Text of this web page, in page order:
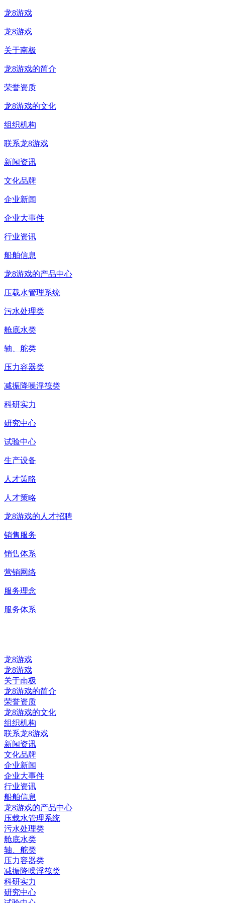
龙8游戏
龙8游戏
关于南极
龙8游戏的简介
荣誉资质
龙8游戏的文化
组织机构
联系龙8游戏
新闻资讯
文化品牌
企业新闻
企业大事件
行业资讯
船舶信息
龙8游戏的产品中心
压载水管理系统
污水处理类
舱底水类
轴、舵类
压力容器类
减振降噪浮筏类
科研实力
研究中心
试验中心
生产设备
人才策略
人才策略
龙8游戏的人才招聘
销售服务
销售体系
营销网络
服务理念
服务体系
龙8游戏
龙8游戏
关于南极
龙8游戏的简介
荣誉资质
龙8游戏的文化
组织机构
联系龙8游戏
新闻资讯
文化品牌
企业新闻
企业大事件
行业资讯
船舶信息
龙8游戏的产品中心
压载水管理系统
污水处理类
舱底水类
轴、舵类
压力容器类
减振降噪浮筏类
科研实力
研究中心